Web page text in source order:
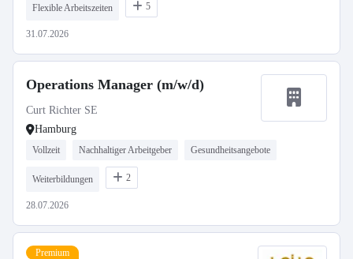
Flexible Arbeitszeiten 5
31.07.2026
Operations Manager (m/w/d)
Curt Richter SE
Hamburg
Vollzeit Nachhaltiger Arbeitgeber Gesundheitsangebote
Weiterbildungen 2
28.07.2026
Premium